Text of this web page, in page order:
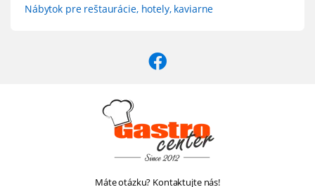
Nábytok pre reštaurácie, hotely, kaviarne
Máte otázku? Kontaktujte nás!